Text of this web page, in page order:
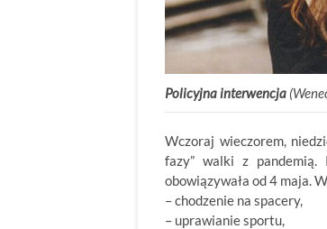
Policyjna interwencja
Wczoraj wieczorem,
fazy” walki z pandemią.
obowiązywała od 4 maja.
– chodzenie na spacery,
– uprawianie sportu,